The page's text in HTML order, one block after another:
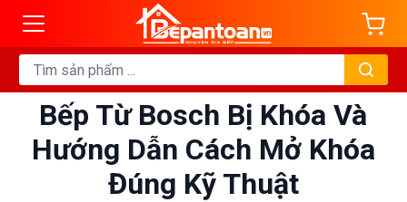
Bếp Từ Bosch Bị Khóa Và
Hướng Dẫn Cách Mở Khóa
Đúng Kỹ Thuật